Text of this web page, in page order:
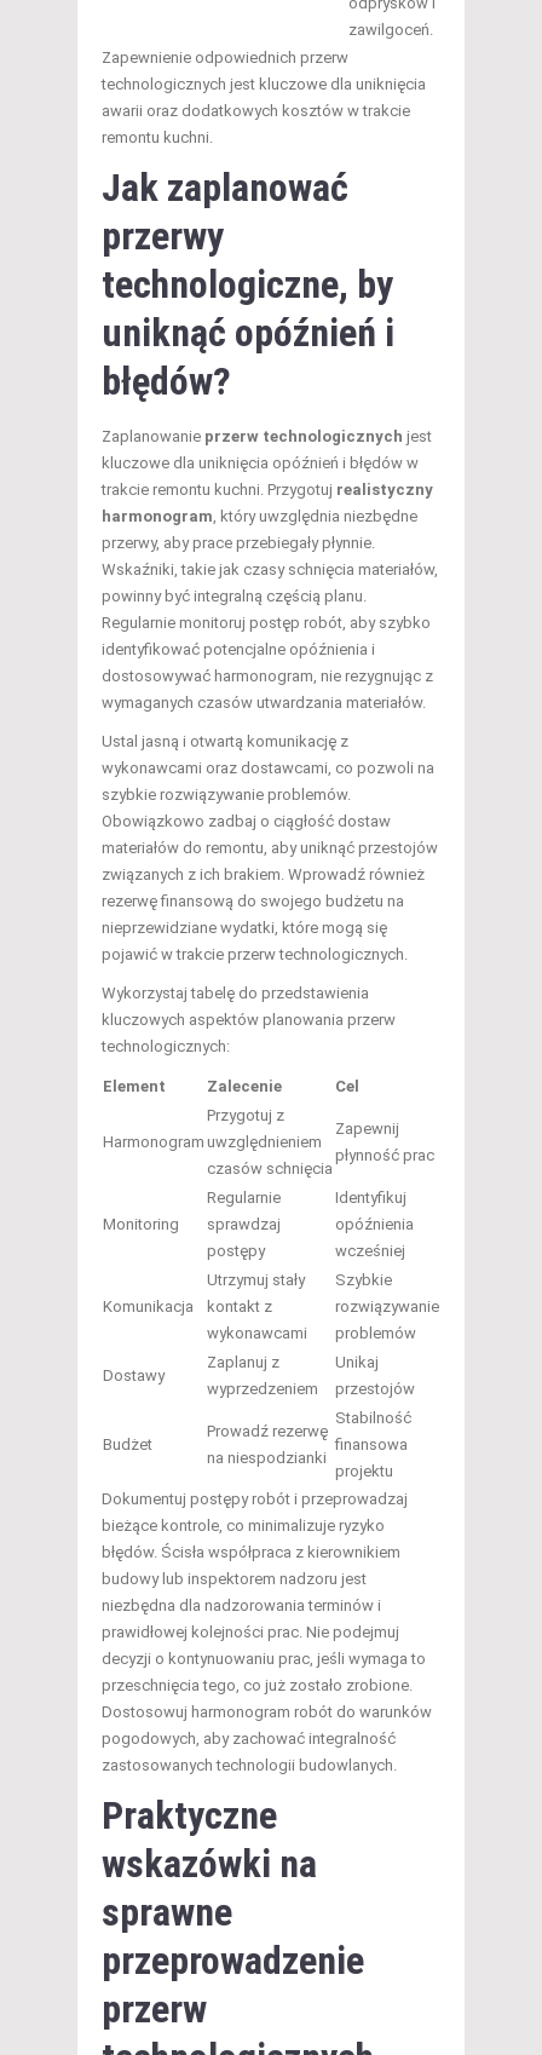
zawilgoceń.
Zapewnienie odpowiednich przerw
technologicznych jest kluczowe dla uniknięcia
awarii oraz dodatkowych kosztów w trakcie
remontu kuchni.
Jak zaplanować
przerwy
technologiczne, by
uniknąć opóźnień i
błędów?
Zaplanowanie przerw technologicznych jest
kluczowe dla uniknięcia opóźnień i błędów w
trakcie remontu kuchni. Przygotuj realistyczny
harmonogram , który uwzględnia niezbędne
przerwy, aby prace przebiegały płynnie.
Wskaźniki, takie jak czasy schnięcia materiałów,
powinny być integralną częścią planu.
Regularnie monitoruj postęp robót, aby szybko
identyfikować potencjalne opóźnienia i
dostosowywać harmonogram, nie rezygnując z
wymaganych czasów utwardzania materiałów.
Ustal jasną i otwartą komunikację z
wykonawcami oraz dostawcami, co pozwoli na
szybkie rozwiązywanie problemów.
Obowiązkowo zadbaj o ciągłość dostaw
materiałów do remontu, aby uniknąć przestojów
związanych z ich brakiem. Wprowadź również
rezerwę finansową do swojego budżetu na
nieprzewidziane wydatki, które mogą się
pojawić w trakcie przerw technologicznych.
Wykorzystaj tabelę do przedstawienia
kluczowych aspektów planowania przerw
technologicznych:
Element Zalecenie Cel
Harmonogram
Przygotuj z
uwzględnieniem
czasów schnięcia
Zapewnij
płynność prac
Monitoring
Regularnie
sprawdzaj
postępy
Identyfikuj
opóźnienia
wcześniej
Komunikacja
Utrzymuj stały
kontakt z
wykonawcami
Szybkie
rozwiązywanie
problemów
Dostawy
Zaplanuj z
wyprzedzeniem
Unikaj
przestojów
Budżet
Prowadź rezerwę
na niespodzianki
Stabilność
finansowa
projektu
Dokumentuj postępy robót i przeprowadzaj
bieżące kontrole, co minimalizuje ryzyko
błędów. Ścisła współpraca z kierownikiem
budowy lub inspektorem nadzoru jest
niezbędna dla nadzorowania terminów i
prawidłowej kolejności prac. Nie podejmuj
decyzji o kontynuowaniu prac, jeśli wymaga to
przeschnięcia tego, co już zostało zrobione.
Dostosowuj harmonogram robót do warunków
pogodowych, aby zachować integralność
zastosowanych technologii budowlanych.
Praktyczne
wskazówki na
sprawne
przeprowadzenie
przerw